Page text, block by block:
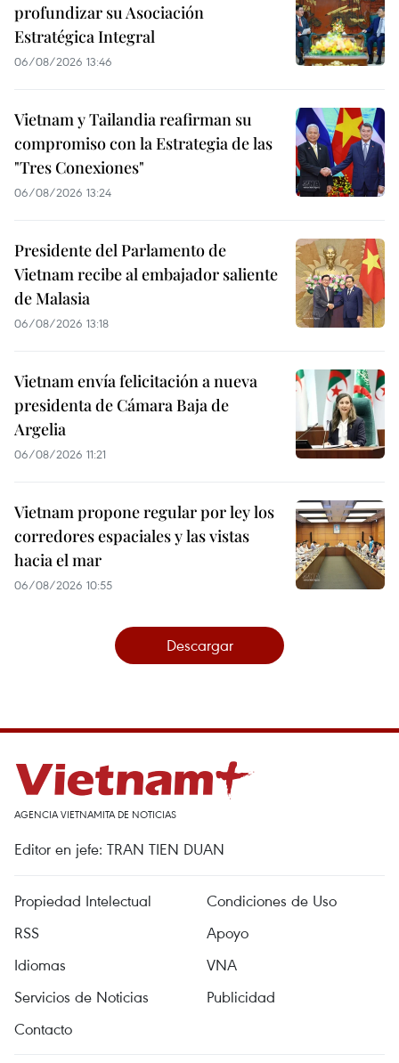
profundizar su Asociación
Estratégica Integral
06/08/2026 13:46
Vietnam y Tailandia reafirman su
compromiso con la Estrategia de las
"Tres Conexiones"
06/08/2026 13:24
Presidente del Parlamento de
Vietnam recibe al embajador saliente
de Malasia
06/08/2026 13:18
Vietnam envía felicitación a nueva
presidenta de Cámara Baja de
Argelia
06/08/2026 11:21
Vietnam propone regular por ley los
corredores espaciales y las vistas
hacia el mar
06/08/2026 10:55
Descargar
AGENCIA VIETNAMITA DE NOTICIAS
Editor en jefe: TRAN TIEN DUAN
Propiedad Intelectual
Condiciones de Uso
RSS
Apoyo
Idiomas
VNA
Servicios de Noticias
Publicidad
Contacto